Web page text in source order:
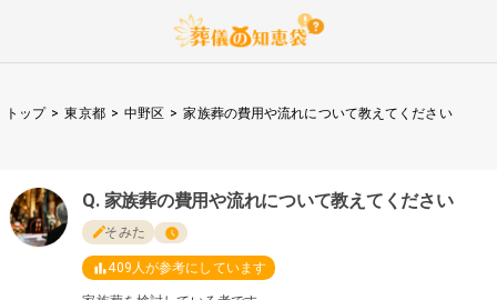
トップ > 東京都 > 中野区 > 家族葬の費用や流れについて教えてください
家族葬の費用や流れについて教えてください
そみた
409 人が参考にしています